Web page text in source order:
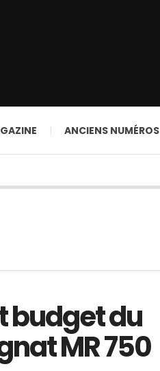
ANCIENS NUMÉROS
budget du
MR 750